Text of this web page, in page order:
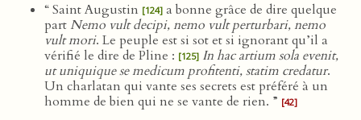
“ Saint Augustin [124] a bonne grâce de dire quelque
partNemo vult decipi, nemo vult perturbari, nemo
vult mori. Le peuple est si sot et si ignorant qu’il a
vérifié le dire de Pline : [125] In hac artium sola evenit,
ut uniquique se medicum profitenti, statim credatur.
Un charlatan qui vante ses secrets est préféré à un
homme de bien qui ne se vante de rien. ” [42]